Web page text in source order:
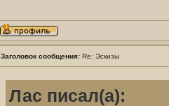
Заголовок сообщения: Re: Эскизы
Лас писал(а):